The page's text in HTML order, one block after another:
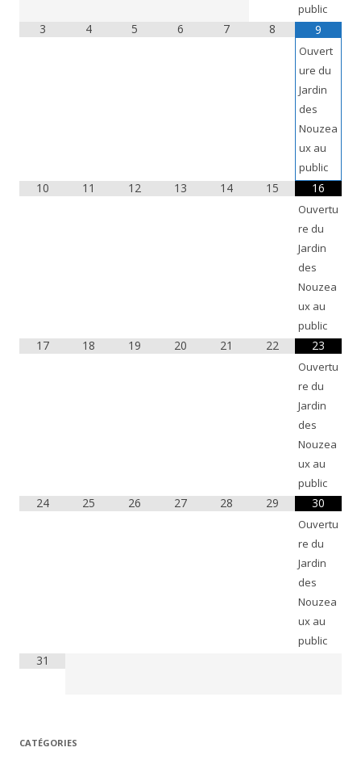
public
3 4 5 6 7 8 9
Ouvert
ure du
Jardin
des
Nouzea
ux au
public
10 11 12 13 14 15 16
Ouvertu
re du
Jardin
des
Nouzea
ux au
public
17 18 19 20 21 22 23
Ouvertu
re du
Jardin
des
Nouzea
ux au
public
24 25 26 27 28 29 30
Ouvertu
re du
Jardin
des
Nouzea
ux au
public
31
CATÉGORIES